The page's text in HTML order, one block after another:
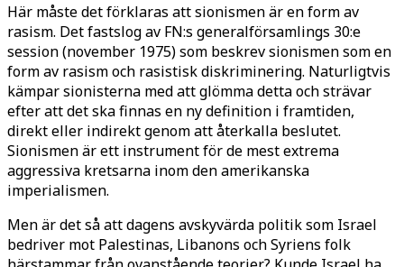
Här måste det förklaras att sionismen är en form av
rasism. Det fastslog av FN:s generalförsamlings 30:e
session (november 1975) som beskrev sionismen som en
form av rasism och rasistisk diskriminering. Naturligtvis
kämpar sionisterna med att glömma detta och strävar
efter att det ska finnas en ny definition i framtiden,
direkt eller indirekt genom att återkalla beslutet.
Sionismen är ett instrument för de mest extrema
aggressiva kretsarna inom den amerikanska
imperialismen.
Men är det så att dagens avskyvärda politik som Israel
bedriver mot Palestinas, Libanons och Syriens folk